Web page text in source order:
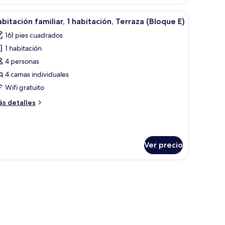
Un dormitorio tipo cabaña de madera con
12 familiar, 1 habitación, Terraza (Bloque E)
161 pies cuadrados
1 habitación
4 personas
4 camas individuales
Wifi gratuito
detalles
Ver precio